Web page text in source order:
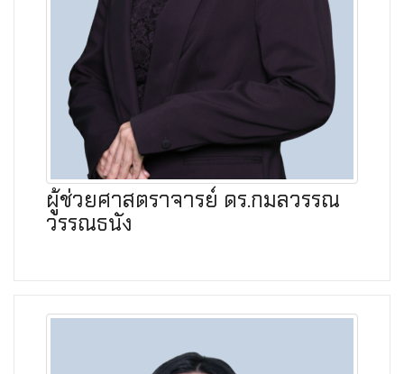
ผู้ช่วยศาสตราจารย์ ดร.กมลวรรณ
วรรณธนัง